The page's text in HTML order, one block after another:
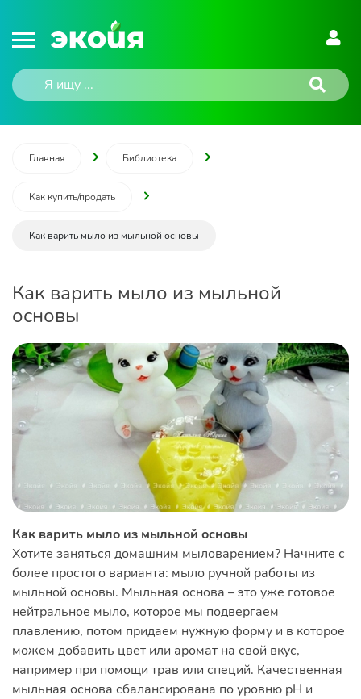
Главная Библиотека
Как купить/продать
Как варить мыло из мыльной основы
Как варить мыло из мыльной
основы
Как варить мыло из мыльной основы
Хотите заняться домашним мыловарением? Начните с
более простого варианта: мыло ручной работы из
мыльной основы. Мыльная основа – это уже готовое
нейтральное мыло, которое мы подвергаем
плавлению, потом придаем нужную форму и в которое
можем добавить цвет или аромат на свой вкус,
например при помощи трав или специй. Качественная
мыльная основа сбалансирована по уровню pH и